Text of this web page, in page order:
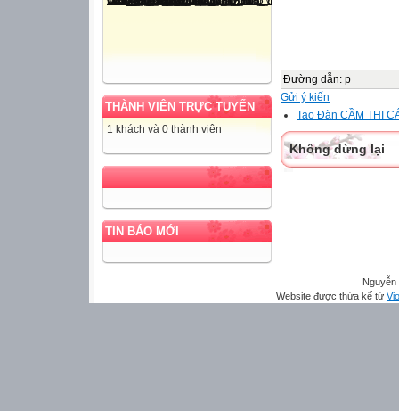
THÀNH VIÊN TRỰC TUYẾN
1 khách và 0 thành viên
TIN BÁO MỚI
Đường dẫn: p
Gửi ý kiến
Tao Đàn CẦM THI
Không dừng lại
Website được thừa kế từ